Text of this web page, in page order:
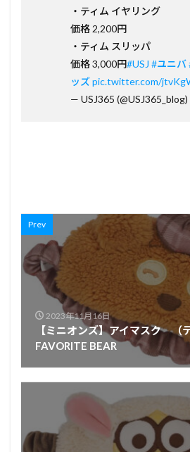
・ティム イヤリング
価格 2,200円
・ティム スリッパ
価格 3,000円#USJ #ユニバ
ッズpic.twitter.com/
— USJ365 (@USJ365_blog)
Prev
2023年11月16日
【ミニオンズ】アイマスク （
FAVORITE BEAR